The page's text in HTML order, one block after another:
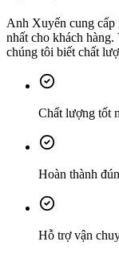
Anh Xuyến cung
nhất cho khách
chúng tôi biết chất
Chất lượng tốt
Hoàn thành
Hỗ trợ vận